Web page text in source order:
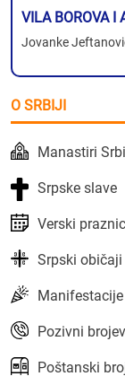
VILA BOROVA I
Jovanke
O SRBIJI
Manastiri
Srpske slave
Verski
Srpski običaji
Manifestacije
Pozivni
Poštanski